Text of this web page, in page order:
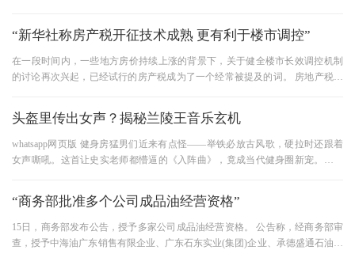
“新华社称房产税开征技术成熟 更有利于楼市调控”
在一段时间内，一些地方房价持续上涨的背景下，关于健全楼市长效调控机制
的讨论再次兴起，已经试行的房产税成为了一个经常被提及的词。 房地产税征
头盔里传出女声？揭秘兰陵王音乐玄机
whatsapp网页版 健身房猛男们近来有点怪——举铁必放古风歌，硬拉时还跟着
女声嘶吼。这首让史实老师都懵逼的《入阵曲》，竟成当代健身圈新宠。知道
“商务部批准多个公司成品油经营资格”
15日，商务部发布公告，授予多家公司成品油经营资格。 公告称，经商务部审
查，授予中海油广东销售有限企业、广东石东实业(集团)企业、承德盛通石油化